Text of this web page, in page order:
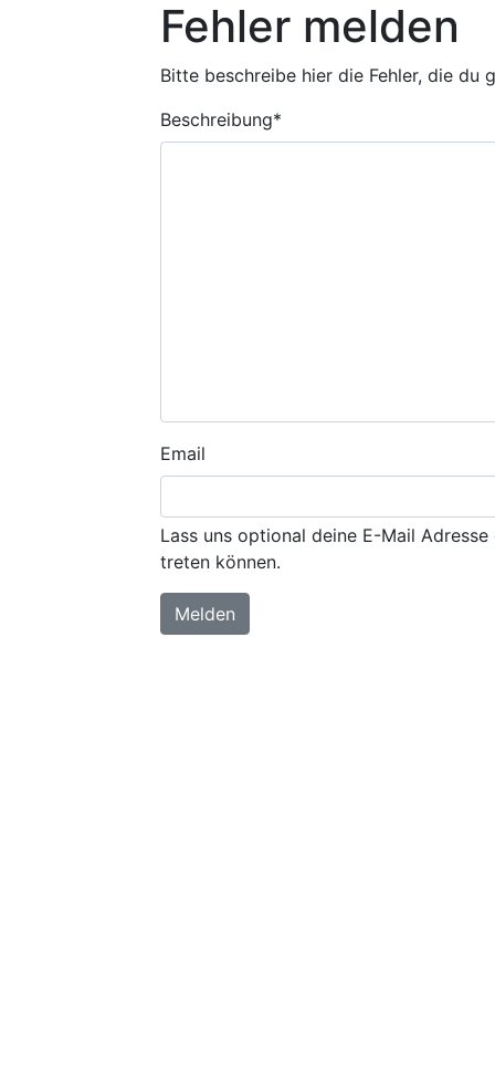
Fehler melden
Bitte beschreibe hier die Fehler, die du
Beschreibung*
Email
Lass uns optional deine E-Mail
treten können.
Melden